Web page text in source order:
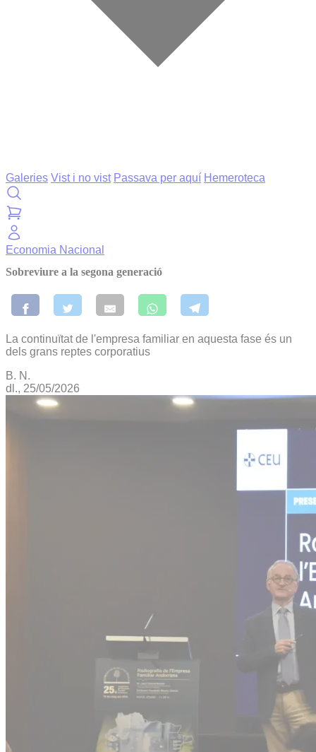
Galeries Vist i no vist Passava per aquí Hemeroteca
Economia Nacional
Sobreviure a la segona generació
La continuïtat de l'empresa familiar en aquesta fase és un
dels grans reptes corporatius
B. N.
dl., 25/05/2026